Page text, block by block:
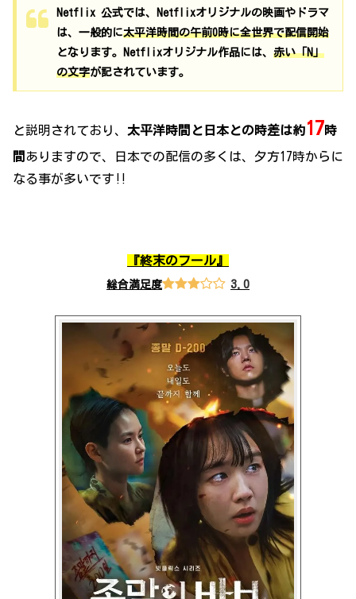
Netflix 公式では、Netflixオリジナルの映画やドラマ
は、一般的に太平洋時間の午前0時に全世界で配信開始
となります。Netflixオリジナル作品には、 赤い「N」
の文字が記されています。
と説明されており、 太平洋時間と日本との時差は約17時
間 ありますので、日本での配信の多くは、夕方17時からに
なる事が多いです‼
『終末のフール』
総合満足度 3.0